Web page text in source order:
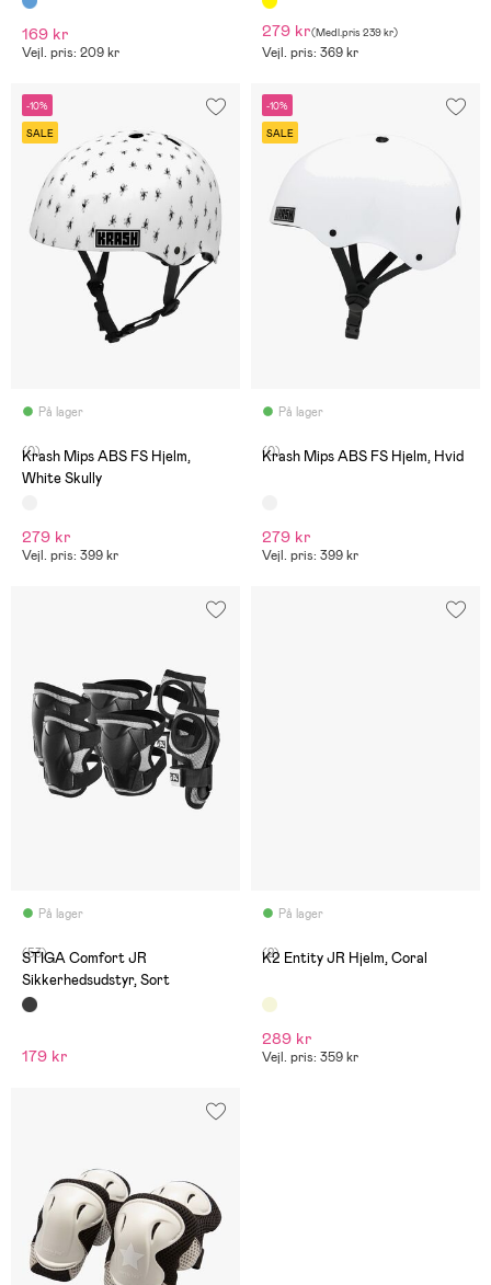
169 kr
Vejl. pris: 209 kr
279 kr(Medl.pris 239 kr)
Vejl. pris: 369 kr
-10%
SALE
På lager
(0)
Krash Mips ABS FS Hjelm,
White Skully
279 kr
Vejl. pris: 399 kr
-10%
SALE
På lager
(0)
Krash Mips ABS FS Hjelm, Hvid
279 kr
Vejl. pris: 399 kr
På lager
(53)
STIGA Comfort JR
Sikkerhedsudstyr, Sort
179 kr
På lager
(2)
K2 Entity JR Hjelm, Coral
289 kr
Vejl. pris: 359 kr